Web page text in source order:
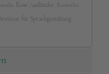
Rose Ausländer Roswitha
Seminar für Sprachgestaltung